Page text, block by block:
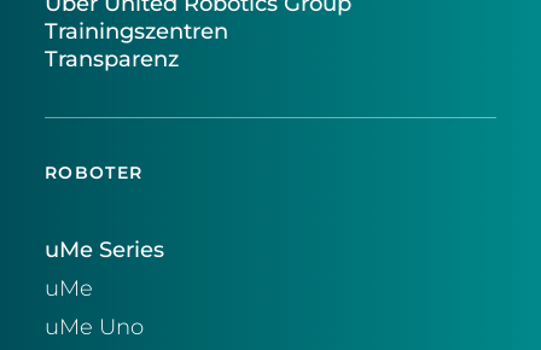
Trainingszentren
Transparenz
ROBOTER
uMe Series
uMe
uMe Uno